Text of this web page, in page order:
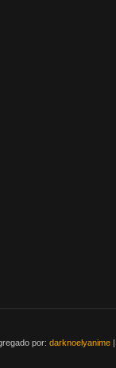
por: darknoelyanime |